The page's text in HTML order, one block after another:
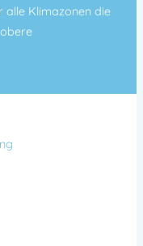
alle Klimazonen die